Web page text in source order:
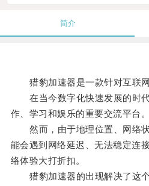
简介
猎豹加速器是一款针对互联网
在当今数字化快速发展的时代
作、学习和娱乐的重要交流平台。
然而，由于地理位置、网络状
能会遇到网络延迟、无法稳定连
络体验大打折扣。
猎豹加速器的出现解决了这个